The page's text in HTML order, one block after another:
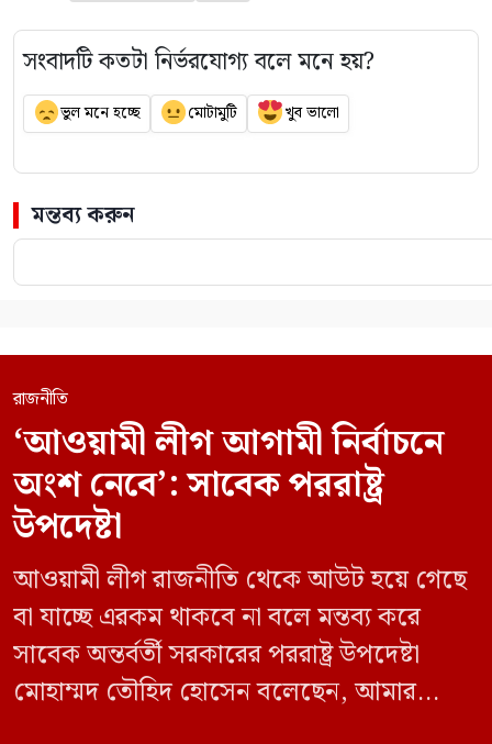
সংবাদটি কতটা নির্ভরযোগ্য বলে মনে হয়?
ভুল মনে হচ্ছে মোটামুটি খুব ভালো
মন্তব্য করুন
রাজনীতি
‘আওয়ামী লীগ আগামী নির্বাচনে
অংশ নেবে’: সাবেক পররাষ্ট্র
উপদেষ্টা
আওয়ামী লীগ রাজনীতি থেকে আউট হয়ে গেছে
বা যাচ্ছে এরকম থাকবে না বলে মন্তব্য করে
সাবেক অন্তর্বর্তী সরকারের পররাষ্ট্র উপদেষ্টা
মোহাম্মদ তৌহিদ হোসেন বলেছেন, আমার